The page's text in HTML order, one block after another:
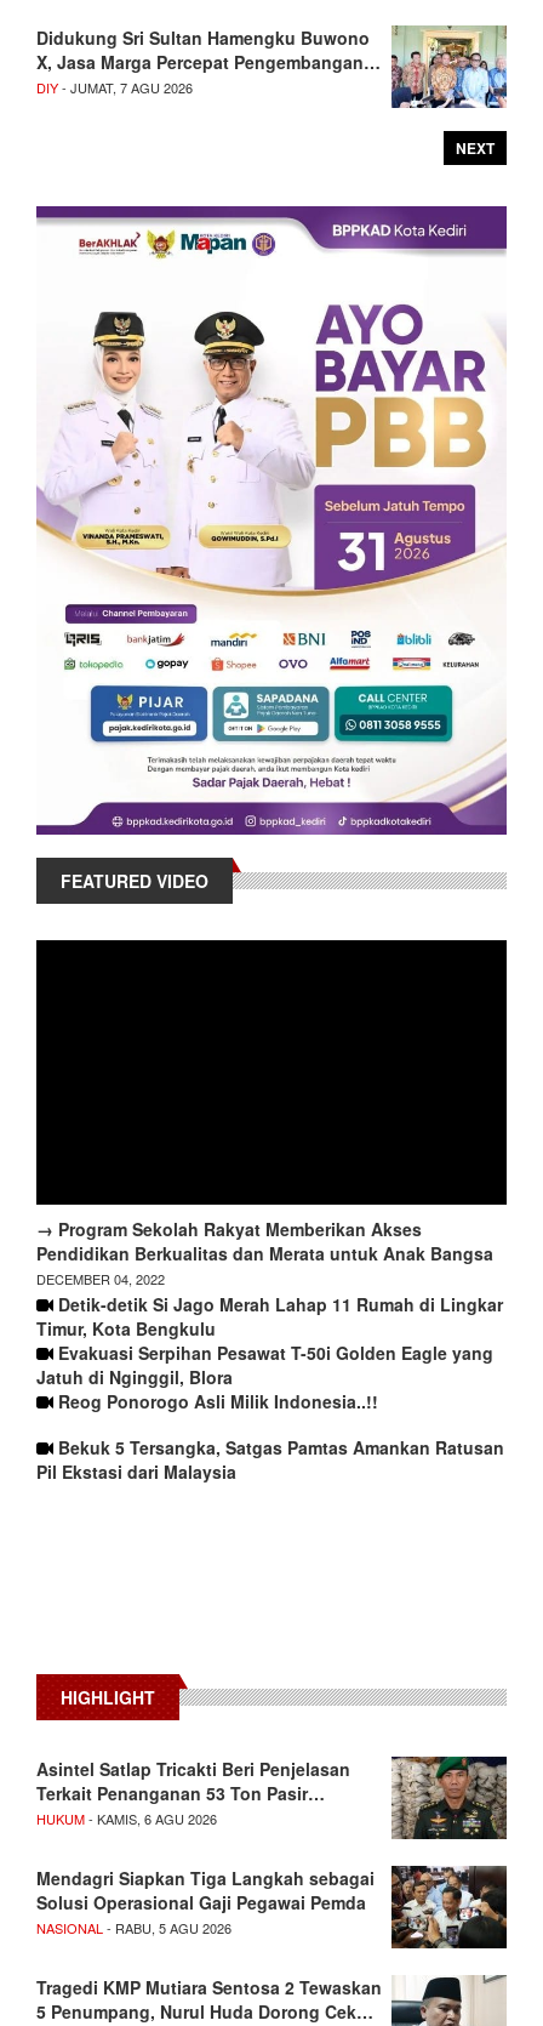
Didukung Sri Sultan Hamengku Buwono
X, Jasa Marga Percepat Pengembangan…
DIY- JUMAT, 7 AGU 2026
NEXT
FEATURED VIDEO
→ Program Sekolah Rakyat Memberikan Akses
Pendidikan Berkualitas dan Merata untuk Anak Bangsa
DECEMBER 04, 2022
Detik-detik Si Jago Merah Lahap 11 Rumah di Lingkar
Timur, Kota Bengkulu
Evakuasi Serpihan Pesawat T-50i Golden Eagle yang
Jatuh di Nginggil, Blora
Reog Ponorogo Asli Milik Indonesia..!!
Bekuk 5 Tersangka, Satgas Pamtas Amankan Ratusan
Pil Ekstasi dari Malaysia
HIGHLIGHT
Asintel Satlap Tricakti Beri Penjelasan
Terkait Penanganan 53 Ton Pasir…
HUKUM- KAMIS, 6 AGU 2026
Mendagri Siapkan Tiga Langkah sebagai
Solusi Operasional Gaji Pegawai Pemda
NASIONAL - RABU, 5 AGU 2026
Tragedi KMP Mutiara Sentosa 2 Tewaskan
5 Penumpang, Nurul Huda Dorong Cek…